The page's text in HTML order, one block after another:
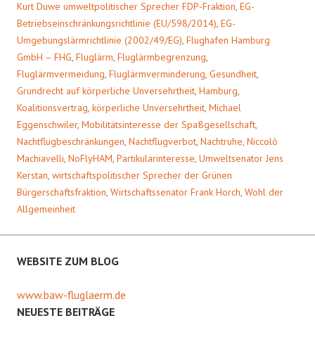
Kurt Duwe umweltpolitischer Sprecher FDP-Fraktion EG-
Betriebseinschränkungsrichtlinie (EU/598/2014) EG-
Umgebungslärmrichtlinie (2002/49/EG) Flughafen Hamburg
GmbH – FHG Fluglärm Fluglärmbegrenzung
Fluglärmvermeidung Fluglärmverminderung Gesundheit
Grundrecht auf körperliche Unversehrtheit Hamburg
Koalitionsvertrag körperliche Unversehrtheit Michael
Eggenschwiler, Mobilitätsinteresse der Spaßgesellschaft
Nachtflugbeschränkungen Nachtflugverbot Nachtruhe Niccolò
Machiavelli NoFlyHAM Partikularinteresse Umweltsenator Jens
Kerstan wirtschaftspolitischer Sprecher der Grünen
Bürgerschaftsfraktion Wirtschaftssenator Frank Horch Wohl der
Allgemeinheit
WEBSITE ZUM BLOG
www.baw-fluglaerm.de
NEUESTE BEITRÄGE